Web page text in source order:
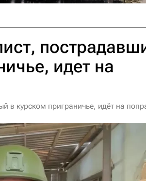
идет на
в курском приграничье, идёт на